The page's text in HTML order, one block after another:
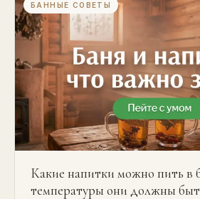
БАННЫЕ СОВЕТЫ
Какие напитки можно пить в
температуры они должны